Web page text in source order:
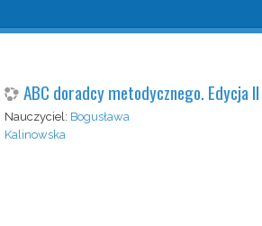
ABC doradcy metodycznego. Edycja II
Nauczyciel: Bogusława
Kalinowska